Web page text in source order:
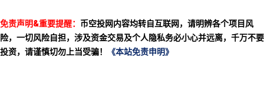
免责声明&重要提醒： 币空投网内容均转自互联网，请明辨各个项目风
险，一切风险自担，涉及资金交易及个人隐私务必小心并远离，千万不要
投资，请谨慎切勿上当受骗！
《本站免责申明》